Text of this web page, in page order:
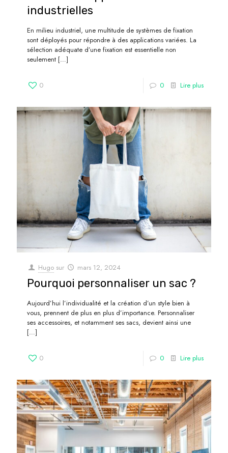
industrielles
En milieu industriel, une multitude de systèmes de fixation
sont déployés pour répondre à des applications variées. La
sélection adéquate d’une fixation est essentielle non
seulement […]
0 0 Lire plus
Hugo sur mars 12, 2024
Pourquoi personnaliser un sac ?
Aujourd’hui l’individualité et la création d’un style bien à
vous, prennent de plus en plus d’importance. Personnaliser
ses accessoires, et notamment ses sacs, devient ainsi une
[…]
0 0 Lire plus